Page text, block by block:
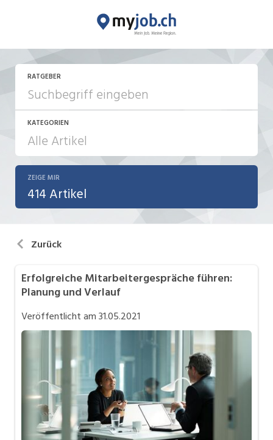
RATGEBER
KATEGORIEN
Aktionen / News
Bewerbung / Neuorientierung
Karriere allgemein
Personalpolitik / MA-Rekrutierung
Selbstständigkeit
Teilzeit / Flexible Arbeitsmodelle
ZEIGE MIR
414 Artikel
Zurück
Erfolgreiche Mitarbeitergespräche führen:
Planung und Verlauf
Veröffentlicht am31.05.2021